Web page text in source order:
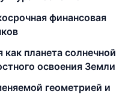
финансовая
планета солнечной
освоения Земли
геометрией и